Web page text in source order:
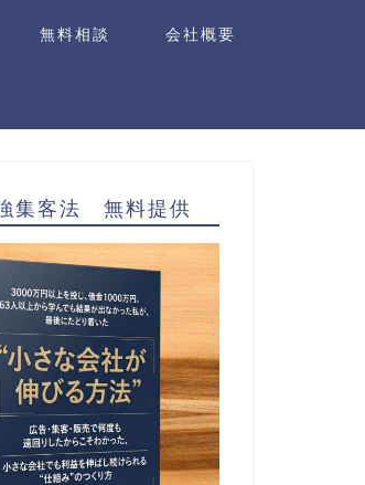
無料相談 会社概要
集客法 無料提供